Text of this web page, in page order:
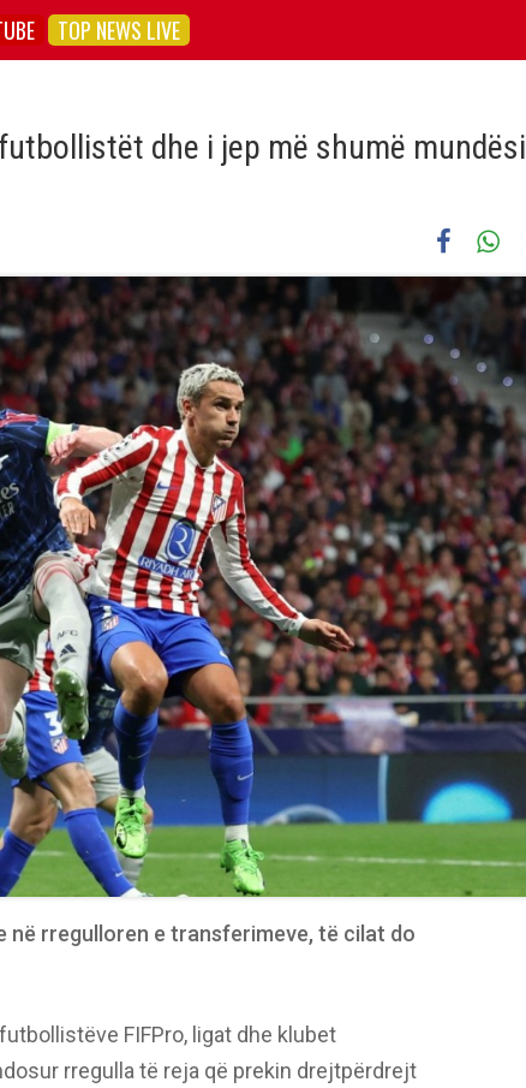
TOP NEWS LIVE
dhe i jep më shumë mundësi
në rregulloren e transferimeve, të cilat do
FIFPro, ligat dhe klubet
rregulla të reja që prekin drejtpërdrejt